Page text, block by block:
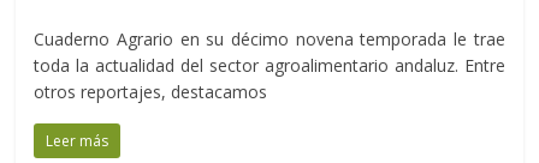
Cuaderno Agrario en su décimo novena temporada le trae
toda la actualidad del sector agroalimentario andaluz. Entre
otros reportajes, destacamos
Leer más